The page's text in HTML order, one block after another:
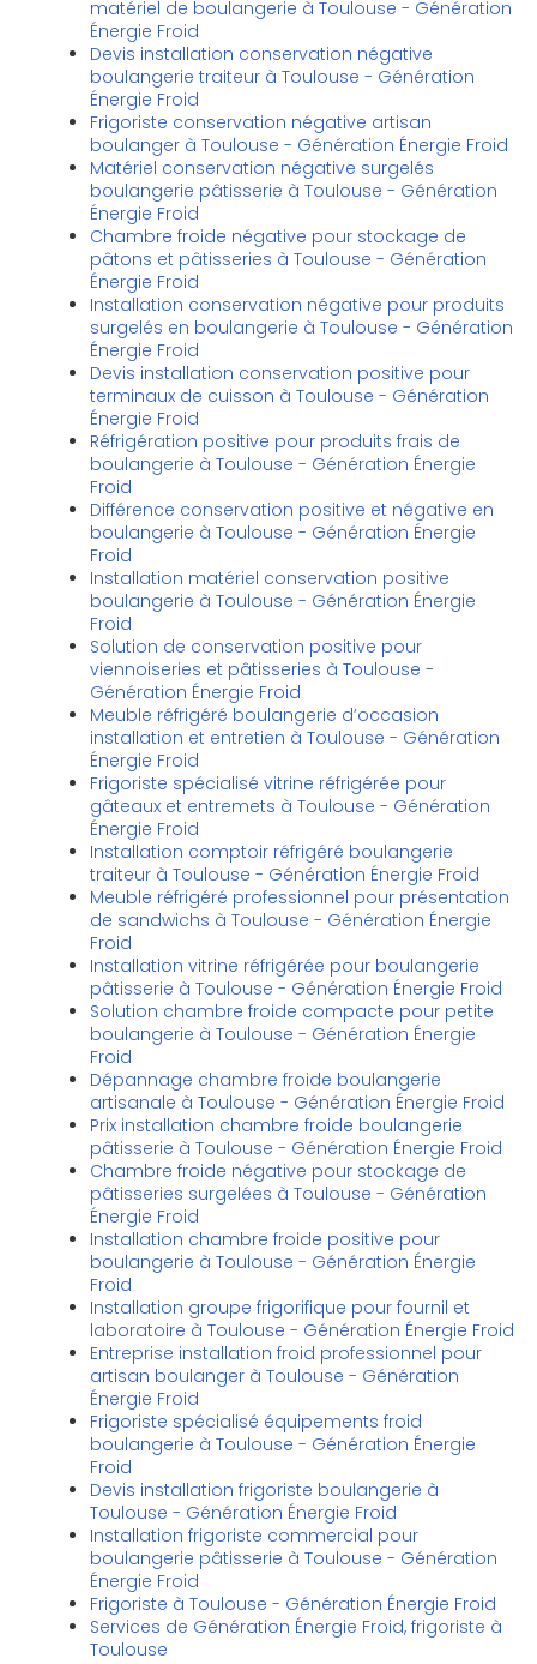
matériel de boulangerie à Toulouse - Génération
Énergie Froid
Devis installation conservation négative
boulangerie traiteur à Toulouse - Génération
Énergie Froid
Frigoriste conservation négative artisan
boulanger à Toulouse - Génération Énergie Froid
Matériel conservation négative surgelés
boulangerie pâtisserie à Toulouse - Génération
Énergie Froid
Chambre froide négative pour stockage de
pâtons et pâtisseries à Toulouse - Génération
Énergie Froid
Installation conservation négative pour produits
surgelés en boulangerie à Toulouse - Génération
Énergie Froid
Devis installation conservation positive pour
terminaux de cuisson à Toulouse - Génération
Énergie Froid
Réfrigération positive pour produits frais de
boulangerie à Toulouse - Génération Énergie
Froid
Différence conservation positive et négative en
boulangerie à Toulouse - Génération Énergie
Froid
Installation matériel conservation positive
boulangerie à Toulouse - Génération Énergie
Froid
Solution de conservation positive pour
viennoiseries et pâtisseries à Toulouse -
Génération Énergie Froid
Meuble réfrigéré boulangerie d’occasion
installation et entretien à Toulouse - Génération
Énergie Froid
Frigoriste spécialisé vitrine réfrigérée pour
gâteaux et entremets à Toulouse - Génération
Énergie Froid
Installation comptoir réfrigéré boulangerie
traiteur à Toulouse - Génération Énergie Froid
Meuble réfrigéré professionnel pour présentation
de sandwichs à Toulouse - Génération Énergie
Froid
Installation vitrine réfrigérée pour boulangerie
pâtisserie à Toulouse - Génération Énergie Froid
Solution chambre froide compacte pour petite
boulangerie à Toulouse - Génération Énergie
Froid
Dépannage chambre froide boulangerie
artisanale à Toulouse - Génération Énergie Froid
Prix installation chambre froide boulangerie
pâtisserie à Toulouse - Génération Énergie Froid
Chambre froide négative pour stockage de
pâtisseries surgelées à Toulouse - Génération
Énergie Froid
Installation chambre froide positive pour
boulangerie à Toulouse - Génération Énergie
Froid
Installation groupe frigorifique pour fournil et
laboratoire à Toulouse - Génération Énergie Froid
Entreprise installation froid professionnel pour
artisan boulanger à Toulouse - Génération
Énergie Froid
Frigoriste spécialisé équipements froid
boulangerie à Toulouse - Génération Énergie
Froid
Devis installation frigoriste boulangerie à
Toulouse - Génération Énergie Froid
Installation frigoriste commercial pour
boulangerie pâtisserie à Toulouse - Génération
Énergie Froid
Frigoriste à Toulouse - Génération Énergie Froid
Services de Génération Énergie Froid, frigoriste à
Toulouse